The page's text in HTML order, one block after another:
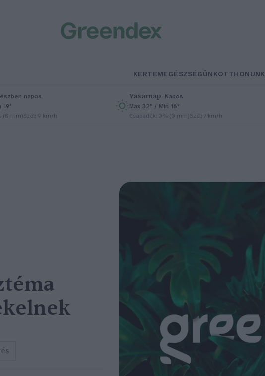
KERTEMEGÉSZSÉGÜNKOTTHONUNK
napos
19°
(0 mm)Szél: 9 km/h
Vasárnap–Napos
Max 32° / Min 18°
Csapadék: 0% (0 mm)Szél: 7 km/h